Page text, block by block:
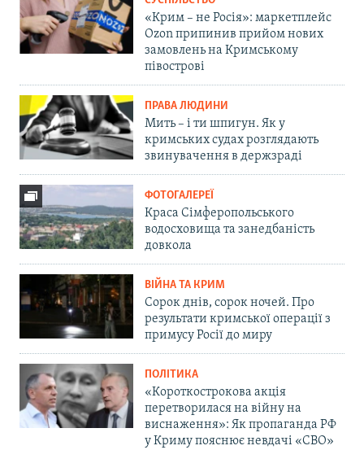
«Крим – не Росія»: маркетплейс
Ozon припинив прийом нових
замовлень на Кримському
півострові
ПРАВА ЛЮДИНИ
Мить – і ти шпигун. Як у
кримських судах розглядають
звинувачення в держзраді
ФОТОГАЛЕРЕЇ
Краса Сімферопольського
водосховища та занедбаність
довкола
ВІЙНА ТА КРИМ
Сорок днів, сорок ночей. Про
результати кримської операції з
примусу Росії до миру
ПОЛІТИКА
«Короткострокова акція
перетворилася на війну на
виснаження»: Як пропаганда РФ
у Криму пояснює невдачі «СВО»